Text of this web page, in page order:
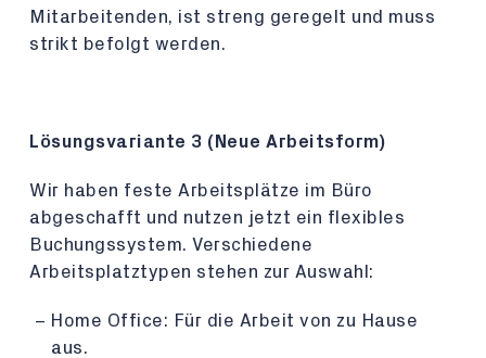
Mitarbeitenden, ist streng geregelt und muss
strikt befolgt werden.
Lösungsvariante 3 (Neue Arbeitsform)
Wir haben feste Arbeitsplätze im Büro
abgeschafft und nutzen jetzt ein flexibles
Buchungssystem. Verschiedene
Arbeitsplatztypen stehen zur Auswahl:
Home Office: Für die Arbeit von zu Hause
aus.